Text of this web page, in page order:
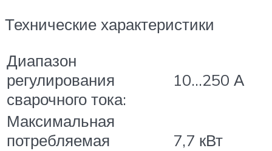
Технические характеристики
Диапазон
регулирования
сварочного тока:
10…250 А
Максимальная
потребляемая
7,7 кВт